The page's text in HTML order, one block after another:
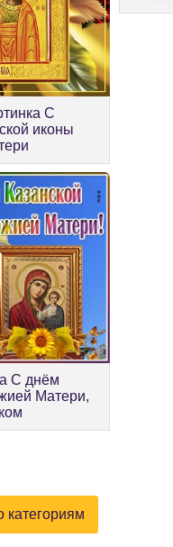
С
иконы
С днём
Матери,
категориям